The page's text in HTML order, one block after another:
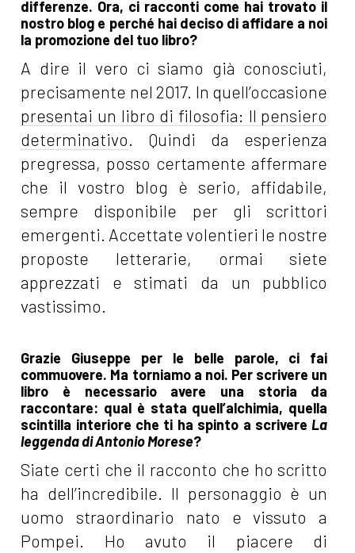
differenze. Ora, ci racconti come hai trovato il
nostro blog e perché hai deciso di affidare a noi
la promozione del tuo libro?
A dire il vero ci siamo già conosciuti,
precisamente nel 2017. In quell’occasione
presentai un libro di filosofia: Il pensiero
determinativo. Quindi da esperienza
pregressa, posso certamente affermare
che il vostro blog è serio, affidabile,
sempre disponibile per gli scrittori
emergenti. Accettate volentieri le nostre
proposte letterarie, ormai siete
apprezzati e stimati da un pubblico
vastissimo.
Grazie Giuseppe per le belle parole, ci fai
commuovere. Ma torniamo a noi. Per scrivere un
libro è necessario avere una storia da
raccontare: qual è stata quell’alchimia, quella
scintilla interiore che ti ha spinto a scrivereLa
leggenda di Antonio Morese?
Siate certi che il racconto che ho scritto
ha dell’incredibile. Il personaggio è un
uomo straordinario nato e vissuto a
Pompei. Ho avuto il piacere di